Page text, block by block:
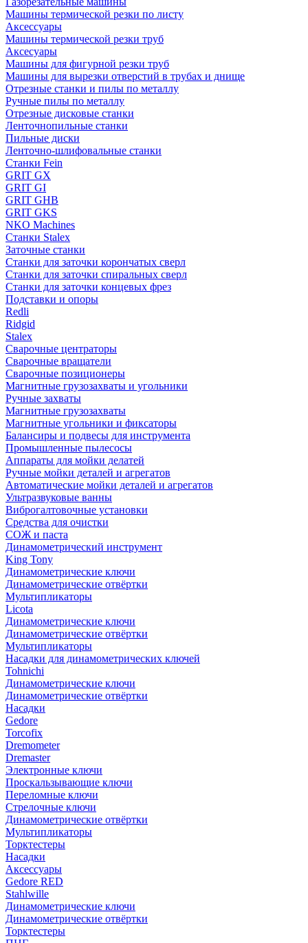
Машины термической резки по листу
Аксессуары
Машины термической резки труб
Аксесуары
Машины для фигурной резки труб
Машины для вырезки отверстий в трубах и днище
Отрезные станки и пилы по металлу
Ручные пилы по металлу
Отрезные дисковые станки
Ленточнопильные станки
Пильные диски
Ленточно-шлифовальные станки
Станки Fein
GRIT GX
GRIT GI
GRIT GHB
GRIT GKS
NKO Machines
Станки Stalex
Заточные станки
Станки для заточки корончатых сверл
Станки для заточки спиральных сверл
Станки для заточки концевых фрез
Подставки и опоры
Redli
Ridgid
Stalex
Сварочные центраторы
Сварочные вращатели
Сварочные позиционеры
Магнитные грузозахваты и угольники
Ручные захваты
Магнитные грузозахваты
Магнитные угольники и фиксаторы
Балансиры и подвесы для инструмента
Промышленные пылесосы
Аппараты для мойки делатей
Ручные мойки деталей и агрегатов
Автоматические мойки деталей и агрегатов
Ультразвуковые ванны
Виброгалтовочные установки
Средства для очистки
СОЖ и паста
Динамометрический инструмент
King Tony
Динамометрические ключи
Динамометрические отвёртки
Мультипликаторы
Licota
Динамометрические ключи
Динамометрические отвёртки
Мультипликаторы
Насадки для динамометрических ключей
Tohnichi
Динамометрические ключи
Динамометрические отвёртки
Насадки
Gedore
Torcofix
Dremometer
Dremaster
Электронные ключи
Проскальзывающие ключи
Переломные ключи
Стрелочные ключи
Динамометрические отвёртки
Мультипликаторы
Торктестеры
Насадки
Аксессуары
Gedore RED
Stahlwille
Динамометрические ключи
Динамометрические отвёртки
Торктестеры